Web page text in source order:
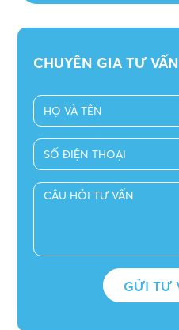
CHUYÊN GIA TƯ VẤN